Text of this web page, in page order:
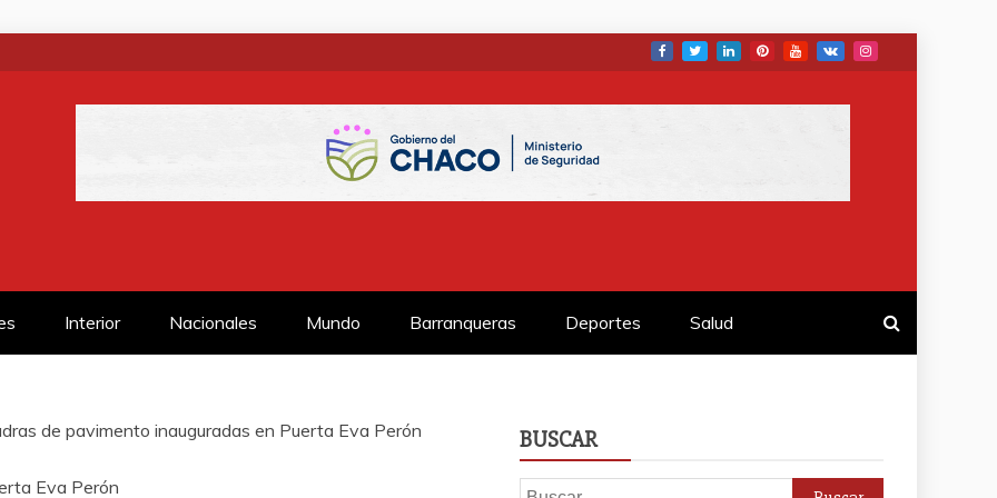
Interior Nacionales Mundo Barranqueras Deportes Salud
de pavimento inauguradas en Puerta Eva Perón BUSCAR
Buscar: